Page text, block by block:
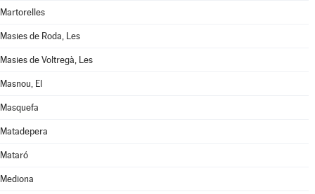
Martorelles
Masies de Roda, Les
Masies de Voltregà, Les
Masnou, El
Masquefa
Matadepera
Mataró
Mediona